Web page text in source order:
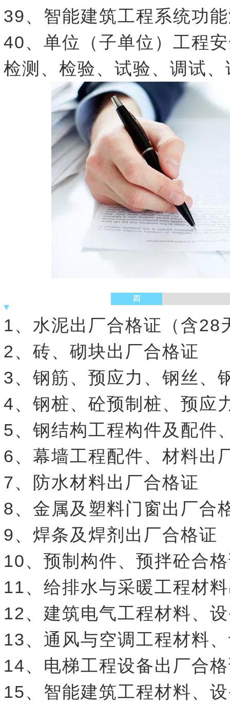
39、智能建筑工程系统功
40、单位（子单位）工程
检测、检验、试验、调试
四
1、水泥出厂合格证（含28
2、砖、砌块出厂合格证
3、钢筋、预应力、钢丝、
4、钢桩、砼预制桩、预应
5、钢结构工程构件及配件
6、幕墙工程配件、材料出
7、防水材料出厂合格证
8、金属及塑料门窗出厂合
9、焊条及焊剂出厂合格证
10、预制构件、预拌砼合
11、给排水与采暖工程材
12、建筑电气工程材料、
13、通风与空调工程材料
14、电梯工程设备出厂合
15、智能建筑工程材料、